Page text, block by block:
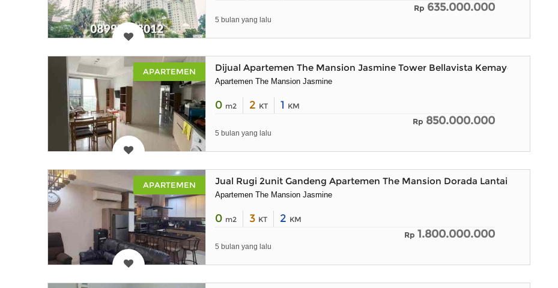
Rp 635.000.000
5 bulan yang lalu
APARTEMEN Dijual Apartemen The Mansion Jasmine Tower Bellavista Kemayoran JakPus
Apartemen The Mansion Jasmine
0 m2 2 KT 1 KM
Rp 850.000.000
5 bulan yang lalu
APARTEMEN Jual Rugi 2unit Gandeng Apartemen The Mansion Dorada Lantai 36
Apartemen The Mansion Jasmine
0 m2 3 KT 2 KM
Rp 1.800.000.000
5 bulan yang lalu